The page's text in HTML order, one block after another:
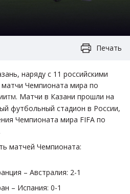
Печать
наряду с 11 российскими
Чемпионата мира по
TM. Матчи в Казани прошли на
футбольный стадион в России,
Чемпионата мира FIFA по
матчей Чемпионата:
– Австралия: 2-1
– Испания: 0-1